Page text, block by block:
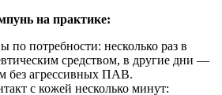
на практике:
по потребности: несколько раз в
средством, в другие дни —
без агрессивных ПАВ.
с кожей несколько минут: